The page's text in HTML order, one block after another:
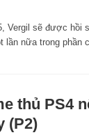
Vergil sẽ được hồi
lần nữa trong phần
thủ PS4
(P2)